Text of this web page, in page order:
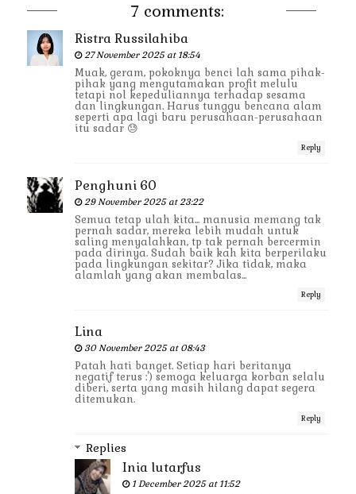
7 comments:
Ristra Russilahiba
27 November 2025 at 18:54
Muak, geram, pokoknya benci lah sama pihak-
pihak yang mengutamakan profit melulu
tetapi nol kepeduliannya terhadap sesama
dan lingkungan. Harus tunggu bencana alam
seperti apa lagi baru perusahaan-perusahaan
itu sadar 😓
Reply
Penghuni 60
29 November 2025 at 23:22
Semua tetap ulah kita... manusia memang tak
pernah sadar, mereka lebih mudah untuk
saling menyalahkan, tp tak pernah bercermin
pada dirinya. Sudah baik kah kita berperilaku
pada lingkungan sekitar? Jika tidak, maka
alamlah yang akan membalas...
Reply
Lina
30 November 2025 at 08:43
Patah hati banget. Setiap hari beritanya
negatif terus :') semoga keluarga korban selalu
diberi, serta yang masih hilang dapat segera
ditemukan.
Reply
Replies
Inia lutarfus
1 December 2025 at 11:52